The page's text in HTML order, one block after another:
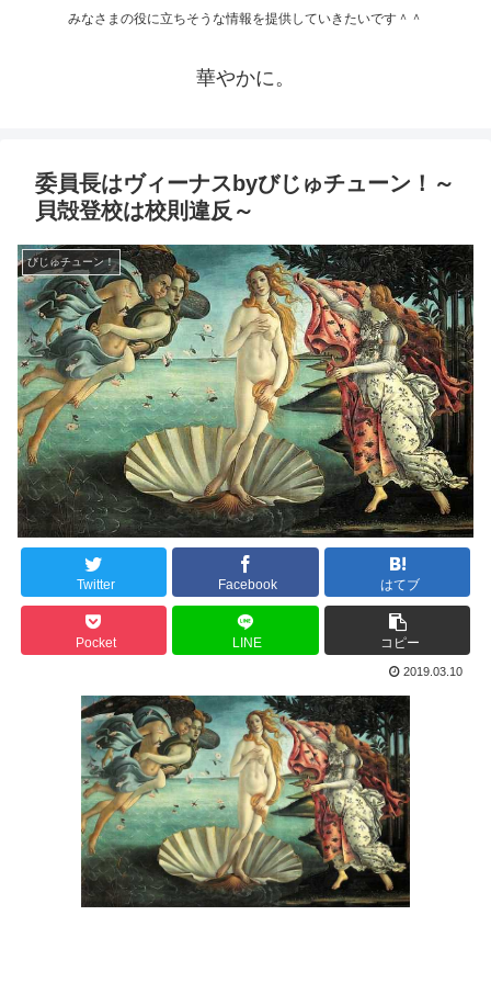
みなさまの役に立ちそうな情報を提供していきたいです＾＾
華やかに。
委員長はヴィーナスbyびじゅチューン！～
貝殻登校は校則違反～
びじゅチューン！
Twitter Facebook はてブ
Pocket LINE コピー
2019.03.10